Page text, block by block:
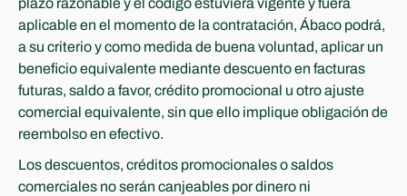
plazo razonable y el código estuviera vigente y fuera
aplicable en el momento de la contratación, Ábaco podrá,
a su criterio y como medida de buena voluntad, aplicar un
beneficio equivalente mediante descuento en facturas
futuras, saldo a favor, crédito promocional u otro ajuste
comercial equivalente, sin que ello implique obligación de
reembolso en efectivo.
Los descuentos, créditos promocionales o saldos
comerciales no serán canjeables por dinero ni